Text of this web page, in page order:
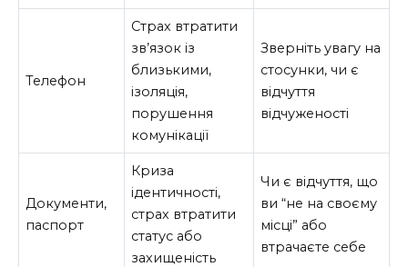
Телефон
Страх втратити
зв’язок із
близькими,
ізоляція,
порушення
комунікації
Зверніть увагу на
стосунки, чи є
відчуття
відчуженості
Документи,
паспорт
Криза
ідентичності,
страх втратити
статус або
захищеність
Чи є відчуття, що
ви “не на своєму
місці” або
втрачаєте себе